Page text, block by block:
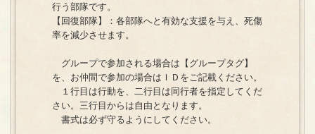
行う部隊です。
【回復部隊】：各部隊へと有効な支援を与え、死傷
率を減少させます。
グループで参加される場合は【グループタグ】
を、お仲間で参加の場合はＩＤをご記載ください。
１行目は行動を、二行目は同行者を指定してくだ
さい。三行目からは自由となります。
書式は必ず守るようにしてください。